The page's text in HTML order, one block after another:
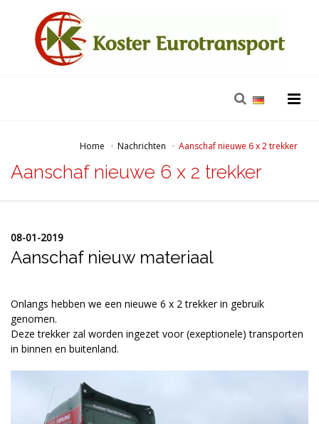
Home Nachrichten Aanschaf nieuwe 6 x 2 trekker
Aanschaf nieuwe 6 x 2 trekker
08-01-2019
Aanschaf nieuw materiaal
Onlangs hebben we een nieuwe 6 x 2 trekker in gebruik
genomen.
Deze trekker zal worden ingezet voor (exeptionele) transporten
in binnen en buitenland.